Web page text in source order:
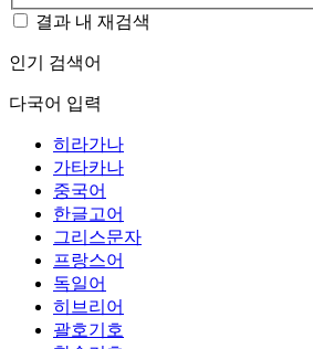
결과 내 재검색
인기 검색어
다국어 입력
히라가나
가타카나
중국어
한글고어
그리스문자
프랑스어
독일어
히브리어
괄호기호